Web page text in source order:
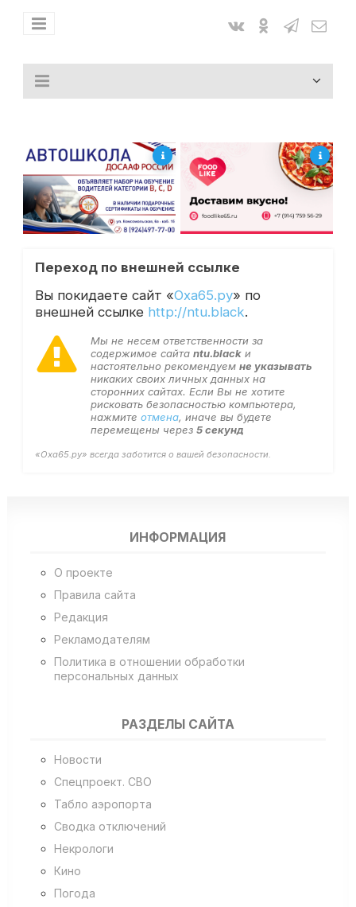
Переход по внешней ссылке
Вы покидаете сайт «Оха65.ру» по
внешней ссылке http://ntu.black.
Мы не несем ответственности за
содержимое сайта ntu.blackи
настоятельно рекомендуем не указывать
никаких своих личных данных на
сторонних сайтах. Если Вы не хотите
рисковать безопасностью компьютера,
нажмите отмена, иначе вы будете
перемещены через 5секунд
«Оха65.ру» всегда заботится о вашей безопасности.
ИНФОРМАЦИЯ
О проекте
Правила сайта
Редакция
Рекламодателям
Политика в отношении обработки
персональных данных
РАЗДЕЛЫ САЙТА
Новости
Спецпроект. СВО
Табло аэропорта
Сводка отключений
Некрологи
Кино
Погода